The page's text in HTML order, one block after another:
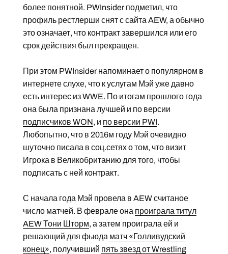
более понятной. PWInsider подметил, что
профиль рестлерши снят с сайта AEW, а обычно
это означает, что контракт завершился или его
срок действия был прекращен.
При этом PWInsider напоминает о популярном в
интернете слухе, что к услугам Мэй уже давно
есть интерес из WWE. По итогам прошлого года
она была признана лучшей и по версии
подписчиков WON, и по версии PWI.
Любопытно, что в 2016м году Мэй очевидно
шуточно писала в соц.сетях о том, что визит
Игрока в Великобританию для того, чтобы
подписать с ней контракт.
С начала года Мэй провела в AEW считаное
число матчей. В феврале она проиграла титул
AEW Тони Шторм, а затем проиграла ей и
решающий для фьюда матч «Голливудский
конец», получивший пять звезд от Wrestling